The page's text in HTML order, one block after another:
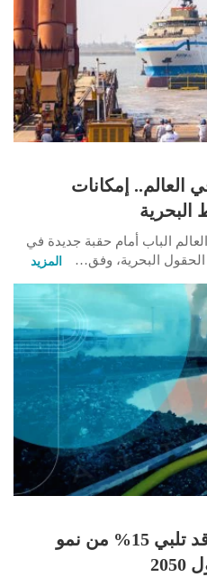
العالم.. إمكانات
الباب أمام حقبة جديدة في
الحقول البحرية، وفق…
المزيد
الطاقة الحرارية الأرضية قد تلبي 15% من نمو